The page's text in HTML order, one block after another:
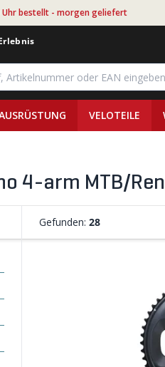
Uhr bestellt - morgen geliefert
VELOTEILE
4-arm MTB/
Gefunden: 28